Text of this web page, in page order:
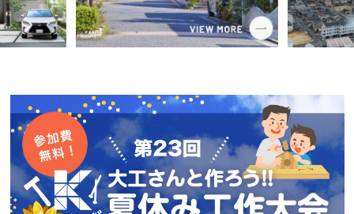
モデルハウス紹介
お客様の声
会社案内
経営理念・
会社案内
スタッフ紹介